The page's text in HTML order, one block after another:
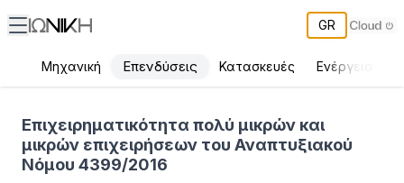
GR
Μηχανική Επενδύσεις Κατασκευές Ενέργεια
Επιχειρηματικότητα πολύ μικρών και
μικρών επιχειρήσεων του Αναπτυξιακού
Νόμου 4399/2016